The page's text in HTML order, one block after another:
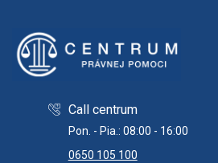
Call centrum
Pon. - Pia.: 08:00 - 16:00
0650 105 100